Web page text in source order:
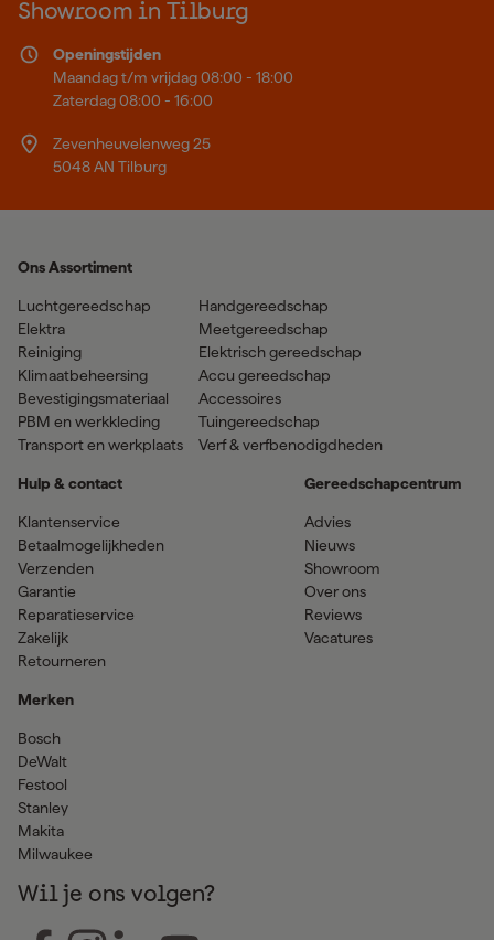
Showroom in Tilburg
Openingstijden
Maandag t/m vrijdag 08:00 - 18:00
Zaterdag 08:00 - 16:00
Zevenheuvelenweg 25
5048 AN Tilburg
Ons Assortiment
Luchtgereedschap
Elektra
Reiniging
Klimaatbeheersing
Bevestigingsmateriaal
PBM en werkkleding
Transport en werkplaats
Handgereedschap
Meetgereedschap
Elektrisch gereedschap
Accu gereedschap
Accessoires
Tuingereedschap
Verf & verfbenodigdheden
Hulp & contact
Klantenservice
Betaalmogelijkheden
Verzenden
Garantie
Reparatieservice
Zakelijk
Retourneren
Merken
Bosch
DeWalt
Festool
Stanley
Makita
Milwaukee
Gereedschapcentrum
Advies
Nieuws
Showroom
Over ons
Reviews
Vacatures
Wil je ons volgen?